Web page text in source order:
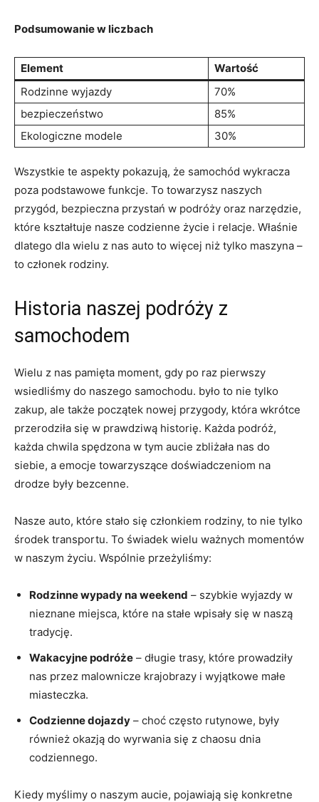
Podsumowanie w liczbach
Element
Wartość
Rodzinne wyjazdy
70%
bezpieczeństwo
85%
Ekologiczne modele
30%
Wszystkie te aspekty pokazują, że samochód wykracza
poza podstawowe funkcje. To towarzysz naszych
przygód, bezpieczna przystań w podróży oraz narzędzie,
które kształtuje nasze codzienne życie i relacje. Właśnie
dlatego dla wielu z nas auto to więcej niż tylko maszyna –
to członek rodziny.
Historia naszej podróży z
samochodem
Wielu z nas pamięta moment, gdy po raz pierwszy
wsiedliśmy do naszego samochodu. było to nie tylko
zakup, ale także początek nowej przygody, która wkrótce
przerodziła się w prawdziwą historię. Każda podróż,
każda chwila spędzona w tym aucie zbliżała nas do
siebie, a emocje towarzyszące doświadczeniom na
drodze były bezcenne.
Nasze auto, które stało się członkiem rodziny, to nie tylko
środek transportu. To świadek wielu ważnych momentów
w naszym życiu. Wspólnie przeżyliśmy:
Rodzinne wypady na weekend – szybkie wyjazdy w
nieznane miejsca, które na stałe wpisały się w naszą
tradycję.
Wakacyjne podróże – długie trasy, które prowadziły
nas przez malownicze krajobrazy i wyjątkowe małe
miasteczka.
Codzienne dojazdy – choć często rutynowe, były
również okazją do wyrwania się z chaosu dnia
codziennego.
Kiedy myślimy o naszym aucie, pojawiają się konkretne